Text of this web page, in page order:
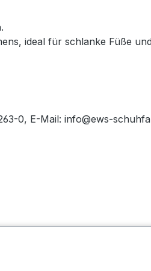
ideal für schlanke Füße
0, E-Mail: info@ews-